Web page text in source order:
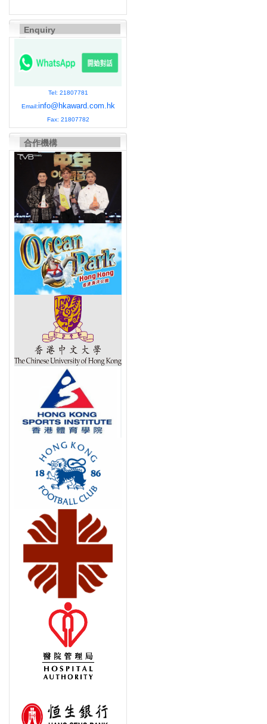
Enquiry
Tel: 21807781
Email:info@hkaward.com.hk
Fax: 21807782
合作機構